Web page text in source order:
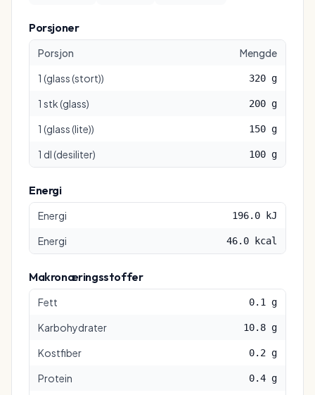
Porsjoner
Porsjon
Mengde
1 (glass (stort)) 320 g
1 stk(glass) 200 g
1 (glass (lite)) 150 g
1 dl(desiliter) 100 g
Energi
Energi 196.0 kJ
Energi 46.0 kcal
Makronæringsstoffer
Fett 0.1 g
Karbohydrater 10.8 g
Kostfiber 0.2 g
Protein 0.4 g